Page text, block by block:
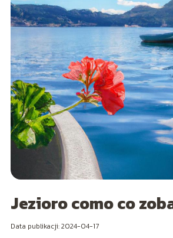
Jezioro como co
Data publikacji: 2024-04-17